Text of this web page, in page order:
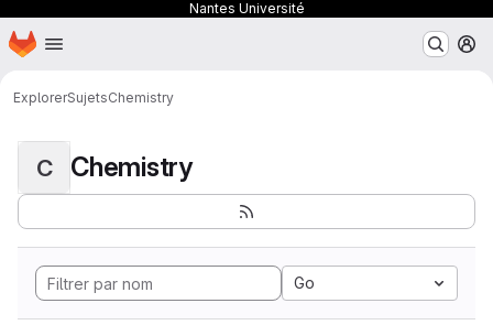
Nantes Université
Passer au contenu principal
Page d'accueil
ExplorerSujetsChemistry
C Chemistry
Go